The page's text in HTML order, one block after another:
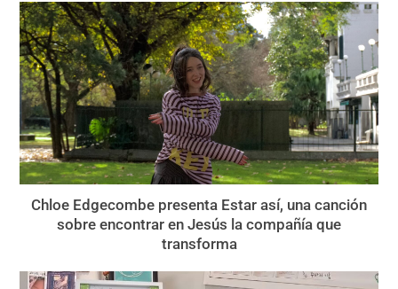
Chloe Edgecombe presenta Estar así, una canción
sobre encontrar en Jesús la compañía que
transforma